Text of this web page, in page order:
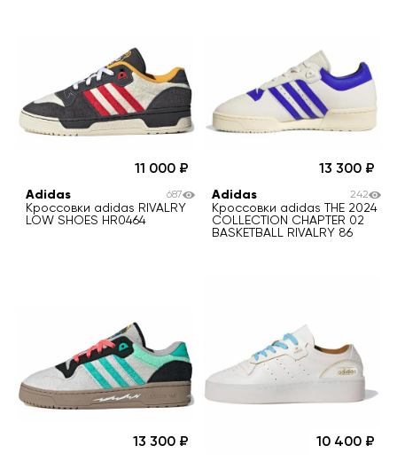
11 000
Adidas
Кроссовки adidas RIVALRY
LOW SHOES HR0464
687
13 300
Adidas
Кроссовки adidas THE 2024
COLLECTION CHAPTER 02
BASKETBALL RIVALRY 86
242
13 300 10 400